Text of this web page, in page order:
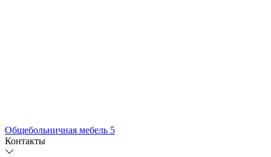
Общебольничная мебель 5
Контакты